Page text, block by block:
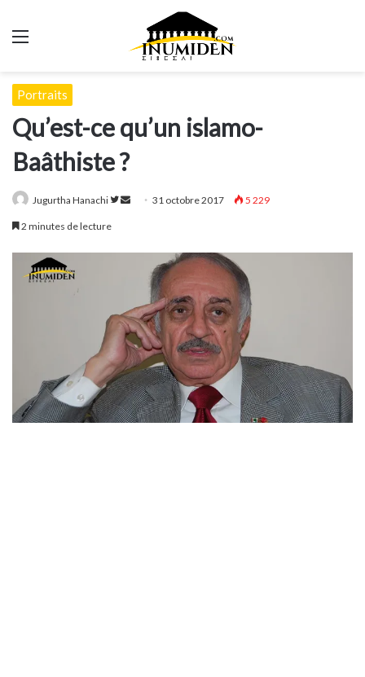
Menu
Portraits
Qu’est-ce qu’un islamo-
Baâthiste ?
Jugurtha Hanachi
Suivre
Envoyer31 octobre 2017 5 229
2 minutes de lecture